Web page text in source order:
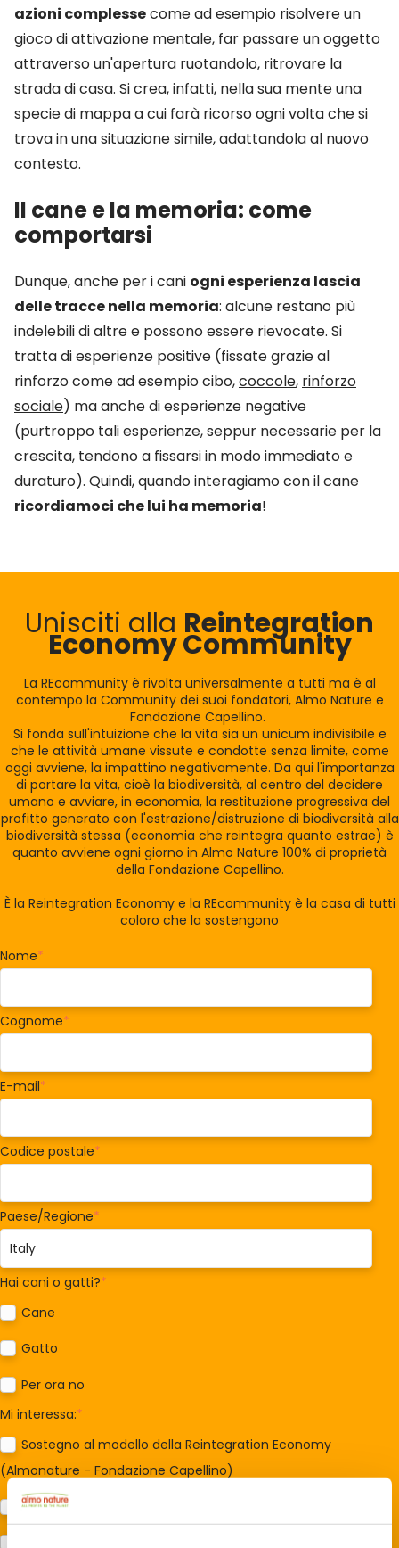
azioni complessecome ad esempio risolvere un
gioco di attivazione mentale, far passare un oggetto
attraverso un'apertura ruotandolo, ritrovare la
strada di casa. Si crea, infatti, nella sua mente una
specie di mappa a cui farà ricorso ogni volta che si
trova in una situazione simile, adattandola al nuovo
contesto.
Il cane e la memoria: come
comportarsi
Dunque, anche per i cani ogni esperienza lascia
delle tracce nella memoria: alcune restano più
indelebili di altre e possono essere rievocate. Si
tratta di esperienze positive (fissate grazie al
rinforzo come ad esempio cibo,coccole, rinforzo
sociale) ma anche di esperienze negative
(purtroppo tali esperienze, seppur necessarie per la
crescita, tendono a fissarsi in modo immediato e
duraturo). Quindi, quando interagiamo con il cane
ricordiamoci che lui ha memoria!
Unisciti alla Reintegration
Economy Community
La REcommunity è rivolta universalmente a tutti ma è al
contempo la Community dei suoi fondatori, Almo Nature e
Fondazione Capellino.
Si fonda sull'intuizione che la vita sia un unicum indivisibile e
che le attività umane vissute e condotte senza limite, come
oggi avviene, la impattino negativamente. Da qui l'importanza
di portare la vita, cioè la biodiversità, al centro del decidere
umano e avviare, in economia, la restituzione progressiva del
profitto generato con l'estrazione/distruzione di biodiversità alla
biodiversità stessa (economia che reintegra quanto estrae) è
quanto avviene ogni giorno in Almo Nature 100% di proprietà
della Fondazione Capellino.
È la Reintegration Economy e la REcommunity è la casa di tutti
coloro che la sostengono
Nome*
Cognome*
E-mail*
Codice postale*
Paese/Regione*
Hai cani o gatti?*
Cane
Gatto
Per ora no
Mi interessa:*
Sostegno al modello della Reintegration Economy
(Almonature - Fondazione Capellino)
Protezione della biodiversità (Fondazione Capellino)